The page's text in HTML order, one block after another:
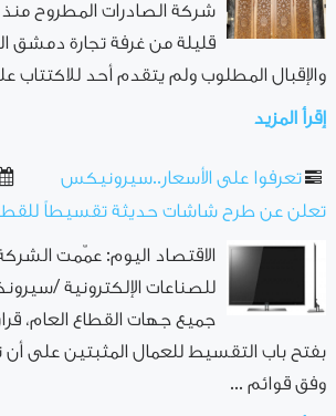
شركة الصادرات المطروح
قليلة من غرفة تجارة دمشق
والإقبال المطلوب ولم يتقدم أحد للاكتتاب
إقرأ المزيد
تعرفوا على الأسعار..سيرونيكس
تعلن عن طرح شاشات حديثة تقسيطاً
الاقتصاد اليوم: عمّمت
للصناعات الإلكترونية /
جميع جهات القطاع العام،
بفتح باب التقسيط للعمال المثبتين على أن
وفق قوائم ...